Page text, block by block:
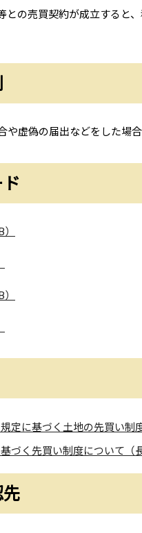
の売買契約が成立すると
虚偽の届出などをした場
定に基づく土地の先買い制
づく先買い制度について（